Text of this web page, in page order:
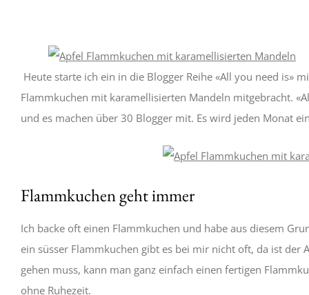
Heute starte ich ein in die Blogger Reihe «All you need is»
Flammkuchen mit karamellisierten Mandeln mitgebracht.
und es machen über 30 Blogger mit. Es wird jeden Monat
Flammkuchen geht immer
Ich backe oft einen Flammkuchen und habe aus diesem
ein süsser Flammkuchen gibt es bei mir nicht oft, da ist
gehen muss, kann man ganz einfach einen fertigen
ohne Ruhezeit.